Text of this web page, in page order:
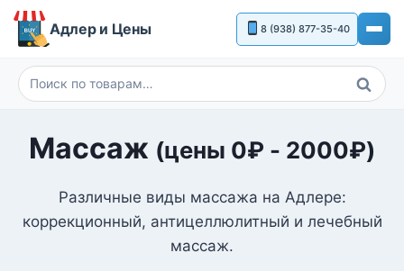
Перейти
Адлер и Цены 8 (938) 877-35-40
Искать:
Поиск
Массаж (цены 0₽ - 2000₽)
Различные виды массажа на Адлере:
коррекционный, антицеллюлитный и лечебный
массаж.